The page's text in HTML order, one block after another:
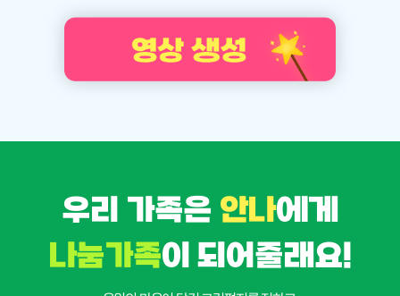
우리 가족은 안나에게
나눔가족이 되어줄래요!